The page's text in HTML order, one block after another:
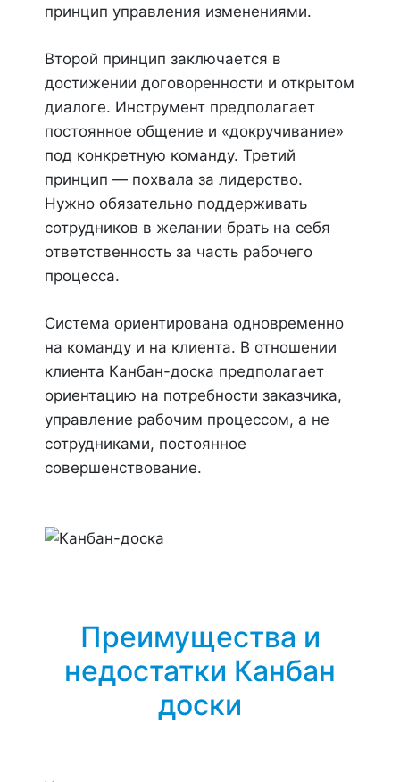
принцип управления изменениями.
Второй принцип заключается в
достижении договоренности и открытом
диалоге. Инструмент предполагает
постоянное общение и «докручивание»
под конкретную команду. Третий
принцип — похвала за лидерство.
Нужно обязательно поддерживать
сотрудников в желании брать на себя
ответственность за часть рабочего
процесса.
Система ориентирована одновременно
на команду и на клиента. В отношении
клиента Канбан-доска предполагает
ориентацию на потребности заказчика,
управление рабочим процессом, а не
сотрудниками, постоянное
совершенствование.
Преимущества и
недостатки Канбан
доски